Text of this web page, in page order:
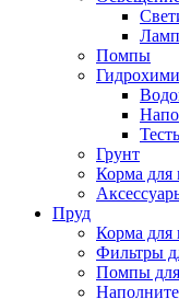
Помпы
Грунт
Корма для
Пруд
Корма для
Фильтры
Помпы для